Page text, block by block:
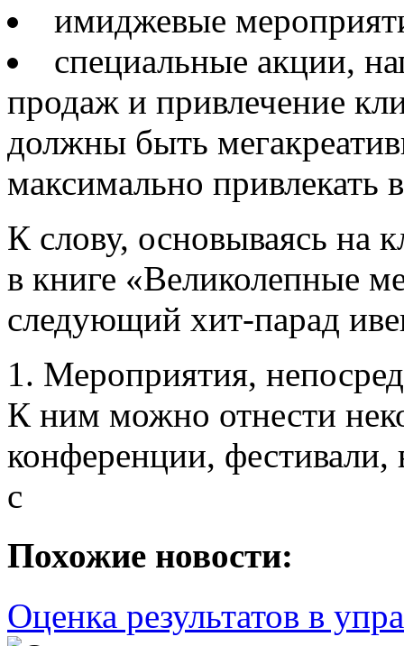
имиджевые
специальные акции,
продаж и привлечение
должны быть
максимально привлекать
К слову, основываясь на
в книге «Великолепные
следующий хит-парад
1. Мероприятия,
К ним можно отнести
конференции,
с
Похожие новости:
Оценка результатов в